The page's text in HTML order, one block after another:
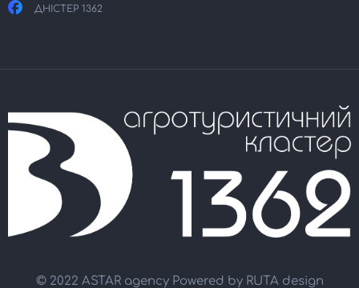
ДНІСТЕР 1362
© 2022 ASTAR agency Powered by RUTA design